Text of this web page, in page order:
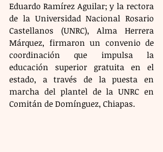
Eduardo Ramírez Aguilar; y la rectora
de la Universidad Nacional Rosario
Castellanos (UNRC), Alma Herrera
Márquez, firmaron un convenio de
coordinación que impulsa la
educación superior gratuita en el
estado, a través de la puesta en
marcha del plantel de la UNRC en
Comitán de Domínguez, Chiapas.